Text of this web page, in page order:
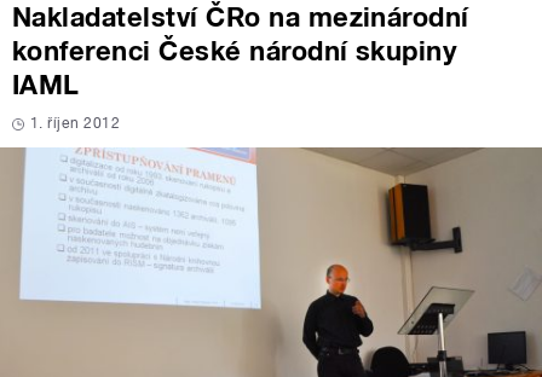
Nakladatelství ČRo na mezinárodní
konferenci České národní skupiny
IAML
1. říjen 2012